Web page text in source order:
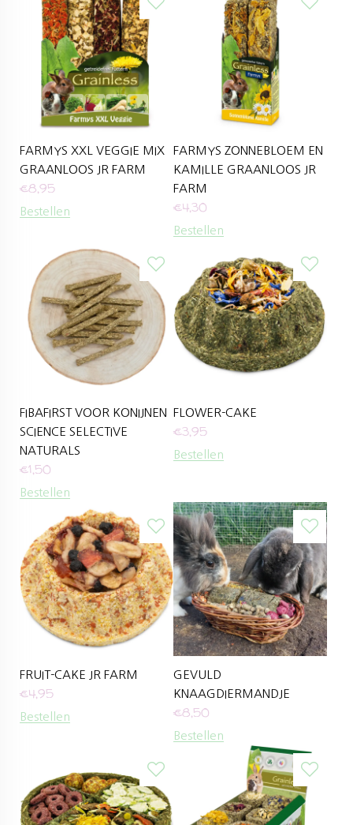
FARMYS XXL VEGGIE MIX
GRAANLOOS JR FARM
€8,95
Bestellen
FARMYS ZONNEBLOEM EN
KAMILLE GRAANLOOS JR
FARM
€4,30
Bestellen
FIBAFIRST VOOR KONIJNEN
SCIENCE SELECTIVE
NATURALS
€1,50
Bestellen
FLOWER-CAKE
€3,95
Bestellen
FRUIT-CAKE JR FARM
€4,95
Bestellen
GEVULD
KNAAGDIERMANDJE
€8,50
Bestellen